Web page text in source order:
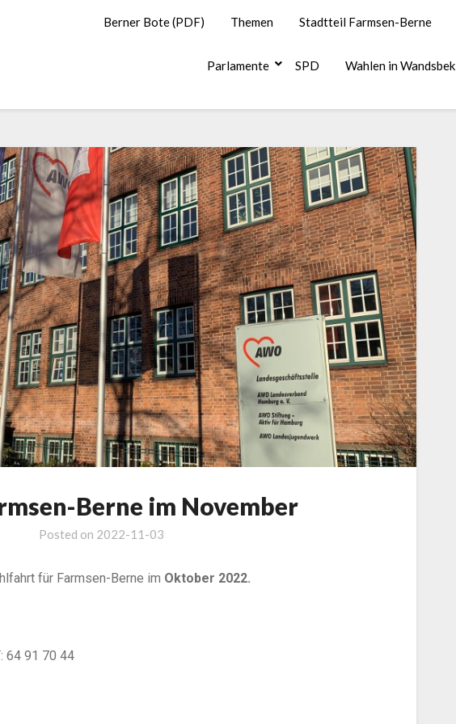
Berner Bote (PDF) Themen Stadtteil Farmsen-Berne
Parlamente SPD Wahlen in Wandsbek
Berne im November
Posted on 2022-11-03
für Farmsen-Berne im Oktober 2022.
64 91 70 44